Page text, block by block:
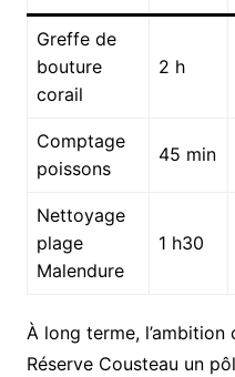
Greffe de
bouture
corail
2 h
Comptage
poissons
45 min
Nettoyage
plage
Malendure
1 h30
À long terme,
Réserve Cousteau un